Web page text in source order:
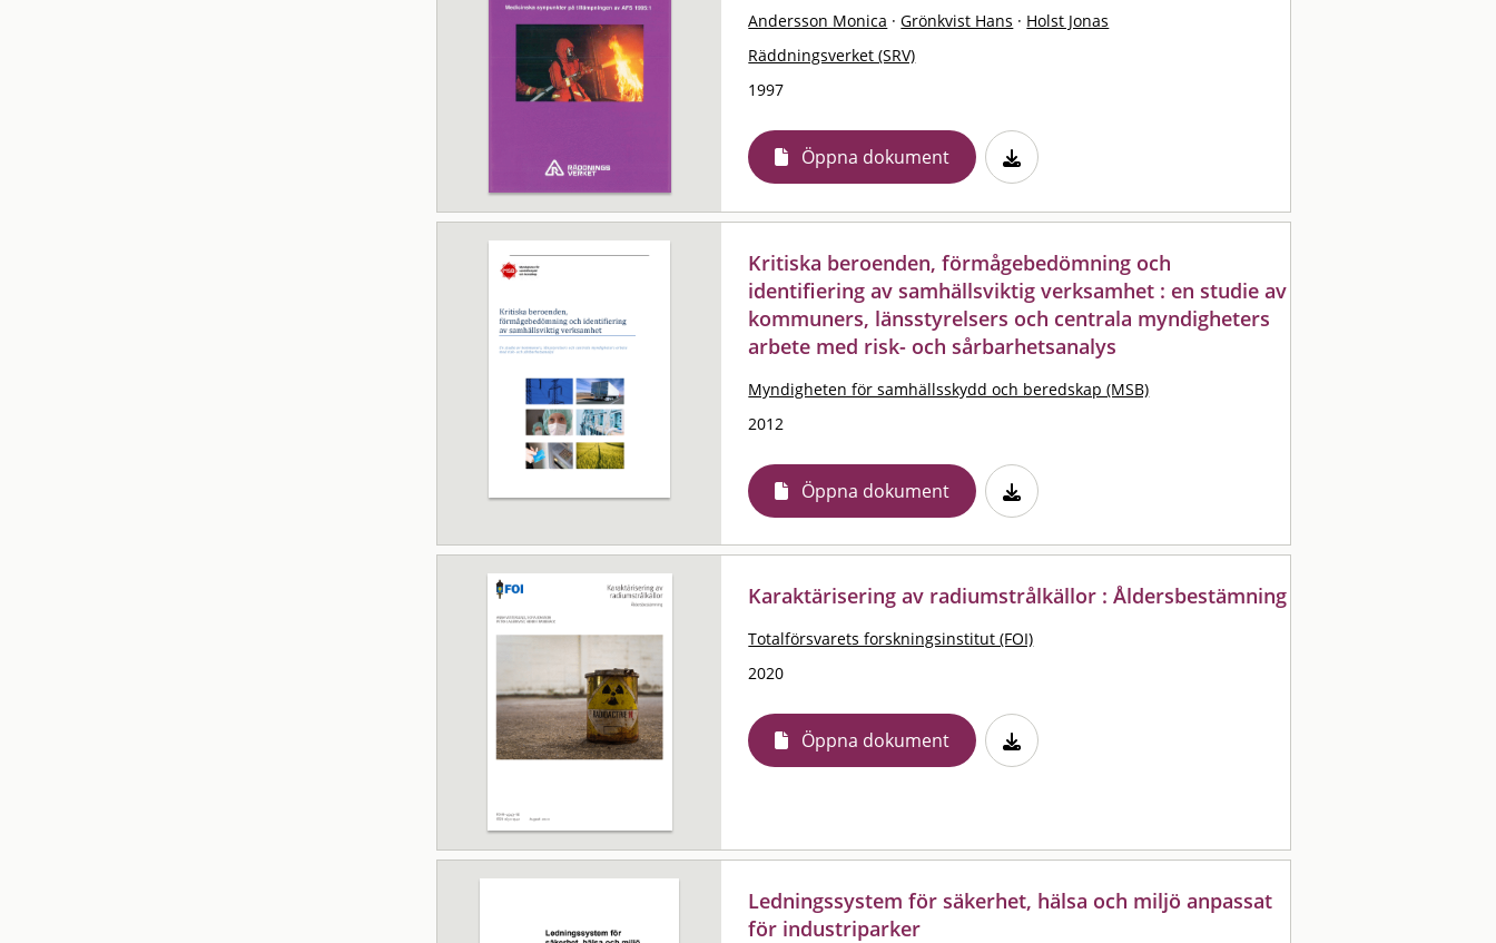
Andersson Monica · Grönkvist Hans · Holst Jonas
Räddningsverket (SRV)
1997
Öppna dokument
Kritiska beroenden, förmågebedömning och
identifiering av samhällsviktig verksamhet : en studie av
kommuners, länsstyrelsers och centrala myndigheters
arbete med risk- och sårbarhetsanalys
Myndigheten för samhällsskydd och beredskap (MSB)
2012
Öppna dokument
Karaktärisering av radiumstrålkällor : Åldersbestämning
Totalförsvarets forskningsinstitut (FOI)
2020
Öppna dokument
Ledningssystem för säkerhet, hälsa och miljö anpassat
för industriparker